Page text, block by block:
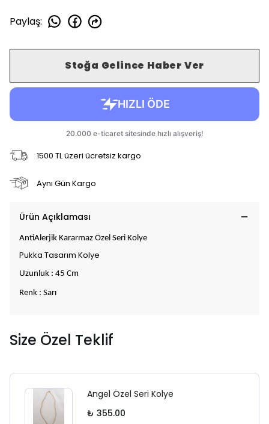
Paylaş:
Stoğa Gelince Haber Ver
1500 TL üzeri ücretsiz kargo
Aynı Gün Kargo
Ürün Açıklaması
AntiAlerjik Kararmaz Özel Seri Kolye
Pukka Tasarım Kolye
Uzunluk : 45 Cm
Renk : Sarı
Size Özel Teklif
Angel Özel Seri Kolye
₺ 355.00